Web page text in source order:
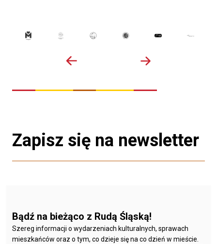
Zapisz się na newsletter
Bądź na bieżąco z Rudą Śląską!
Szereg informacji o wydarzeniach kulturalnych, sprawach
mieszkańców oraz o tym, co dzieje się na co dzień w mieście.